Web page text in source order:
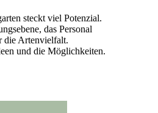
steckt viel Potenzial.
das Personal
die Artenvielfalt.
und die Möglichkeiten.